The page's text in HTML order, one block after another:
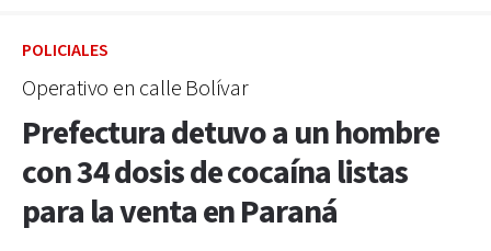
POLICIALES
Operativo en calle Bolívar
Prefectura detuvo a un hombre
con 34 dosis de cocaína listas
para la venta en Paraná